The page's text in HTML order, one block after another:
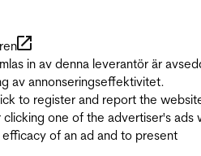
in av denna leverantör är
av annonseringseffektivitet.
to register and report the
one of the advertiser's ads
of an ad and to present